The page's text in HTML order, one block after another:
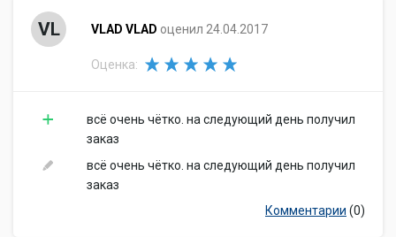
VL VLAD VLAD оценил 24.04.2017
Оценка:
всё очень чётко. на следующий день получил
заказ
всё очень чётко. на следующий день получил
заказ
Комментарии (0)